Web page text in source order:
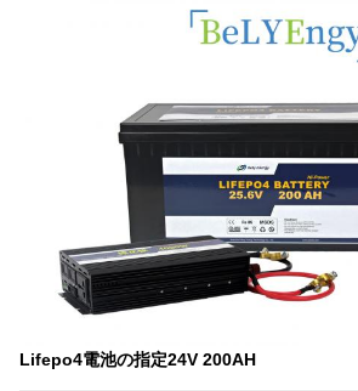
Lifepo4電池の指定24V 200AH